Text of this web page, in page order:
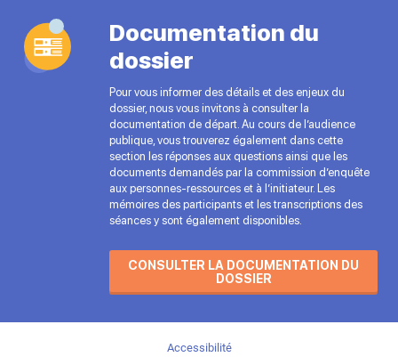
Documentation du
dossier
Pour vous informer des détails et des enjeux du
dossier, nous vous invitons à consulter la
documentation de départ. Au cours de l’audience
publique, vous trouverez également dans cette
section les réponses aux questions ainsi que les
documents demandés par la commission d’enquête
aux personnes-ressources et à l’initiateur. Les
mémoires des participants et les transcriptions des
séances y sont également disponibles.
CONSULTER LA DOCUMENTATION DU
DOSSIER
Accessibilité